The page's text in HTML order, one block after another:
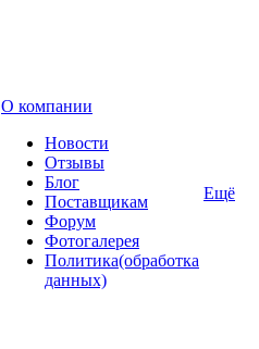
О компании
Новости
Отзывы
Блог
Поставщикам
Форум
Фотогалерея
Политика(обработка
данных)
Ещё